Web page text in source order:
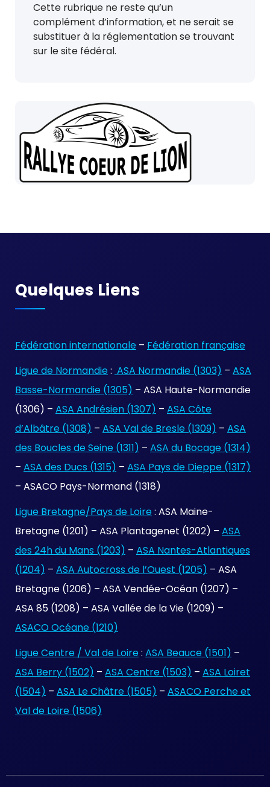
Cette rubrique ne reste qu’un
complément d’information, et ne serait se
substituer à la réglementation se trouvant
sur le site fédéral.
Quelques Liens
Fédération internationale – Fédération française
Ligue de Normandie : ASA Normandie (1303) – ASA
Basse-Normandie (1305) – ASA Haute-Normandie
(1306) – ASA Andrésien (1307) – ASA Côte
d’Albâtre (1308) – ASA Val de Bresle (1309) – ASA
des Boucles de Seine (1311) – ASA du Bocage (1314)
– ASA des Ducs (1315) – ASA Pays de Dieppe (1317)
– ASACO Pays-Normand (1318)
Ligue Bretagne/Pays de Loire : ASA Maine-
Bretagne (1201) – ASA Plantagenet (1202) – ASA
des 24h du Mans (1203) – ASA Nantes-Atlantiques
(1204) – ASA Autocross de l’Ouest (1205) – ASA
Bretagne (1206) – ASA Vendée-Océan (1207) –
ASA 85 (1208) – ASA Vallée de la Vie (1209) –
ASACO Océane (1210)
Ligue Centre / Val de Loire : ASA Beauce (1501) –
ASA Berry (1502) – ASA Centre (1503) – ASA Loiret
(1504) – ASA Le Châtre (1505) – ASACO Perche et
Val de Loire (1506)